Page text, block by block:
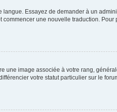
Essayez de demander à un
une nouvelle traduction. Pour
une image associée à votre rang,
votre statut particulier sur le